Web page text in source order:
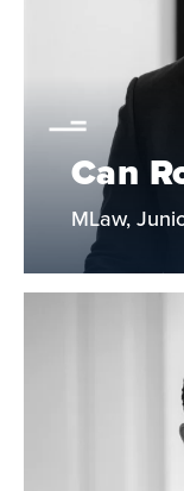
Can
MLaw,